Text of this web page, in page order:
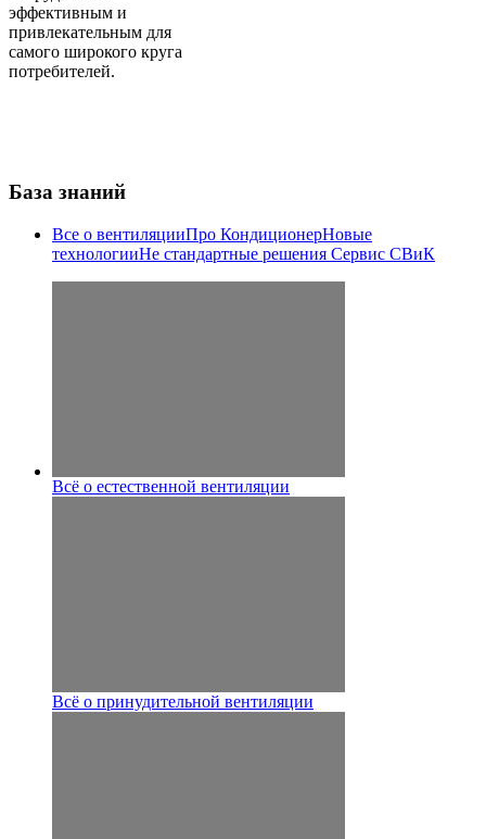
эффективным и
привлекательным для
самого широкого круга
потребителей.
База знаний
Все о вентиляцииПро КондиционерНовые
технологииНе стандартные решения Сервис СВиК
Всё о естественной вентиляции
Всё о принудительной вентиляции